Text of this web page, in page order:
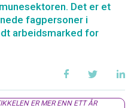
Det er et
fagpersoner i
arbeidsmarked for
ER MER ENN ETT ÅR